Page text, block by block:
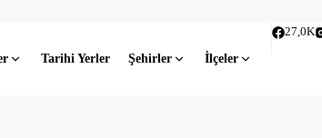
Tarihi Yerler Şehirler İlçeler
27,0K